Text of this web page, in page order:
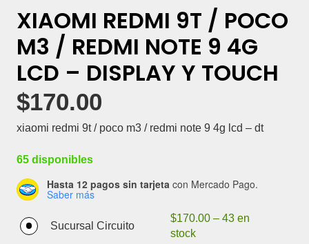
XIAOMI REDMI 9T / POCO
M3 / REDMI NOTE 9 4G
LCD – DISPLAY Y TOUCH
$170.00
xiaomi redmi 9t / poco m3 / redmi note 9 4g lcd – dt
65 disponibles
Hasta 12 pagos sin tarjeta con Mercado Pago.
Saber más
Sucursal Circuito
$170.00– 43 en
stock